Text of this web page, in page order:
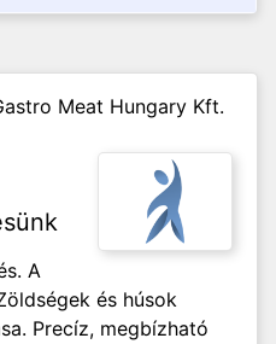
Meat Hungary Kft.
A
és húsok
Precíz, megbízható